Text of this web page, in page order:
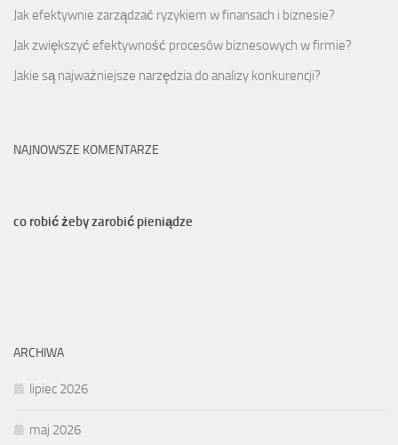
Jak efektywnie zarządzać ryzykiem w finansach i biznesie?
Jak zwiększyć efektywność procesów biznesowych w firmie?
Jakie są najważniejsze narzędzia do analizy konkurencji?
NAJNOWSZE KOMENTARZE
co robić żeby zarobić pieniądze
ARCHIWA
lipiec 2026
maj 2026